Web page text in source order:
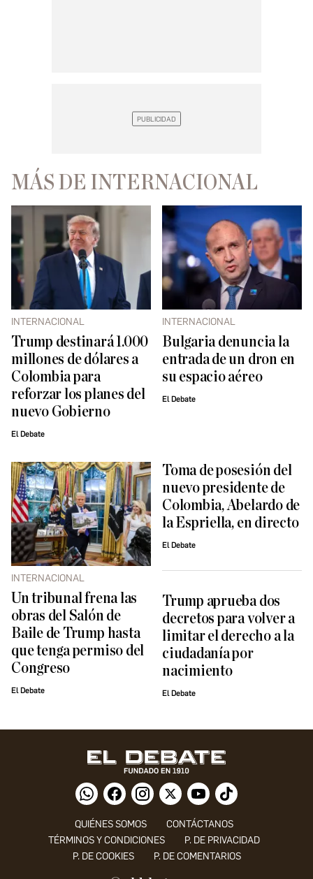
MÁS DE INTERNACIONAL
INTERNACIONAL
Trump destinará 1.000
millones de dólares a
Colombia para
reforzar los planes del
nuevo Gobierno
El Debate
INTERNACIONAL
Bulgaria denuncia la
entrada de un dron en
su espacio aéreo
El Debate
INTERNACIONAL
Un tribunal frena las
obras del Salón de
Baile de Trump hasta
que tenga permiso del
Congreso
El Debate
Toma de posesión del
nuevo presidente de
Colombia, Abelardo de
la Espriella, en directo
El Debate
Trump aprueba dos
decretos para volver a
limitar el derecho a la
ciudadanía por
nacimiento
El Debate
QUIÉNES SOMOS
CONTÁCTANOS
TÉRMINOS Y CONDICIONES
P. DE PRIVACIDAD
P. DE COOKIES
P. DE COMENTARIOS